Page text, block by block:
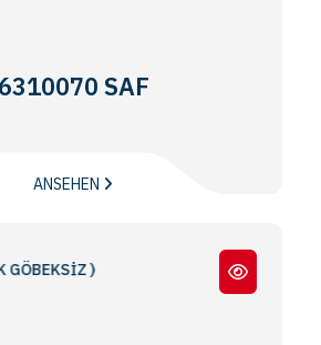
6310070 SAF
ANSEHEN
)